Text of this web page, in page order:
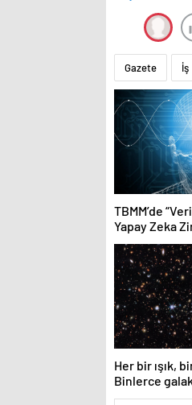
Gazete İş
TBMM’de
Yapay Zeka
Her bir ışık,
Binlerce
görüntülendi